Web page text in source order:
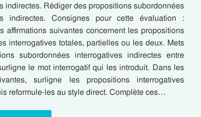
indirectes. Rédiger des propositions subordonnées
indirectes. Consignes pour cette évaluation :
affirmations suivantes concernent les propositions
interrogatives totales, partielles ou les deux. Mets
subordonnées interrogatives indirectes entre
le mot interrogatif qui les introduit. Dans les
surligne les propositions interrogatives
reformule-les au style direct. Complète ces…